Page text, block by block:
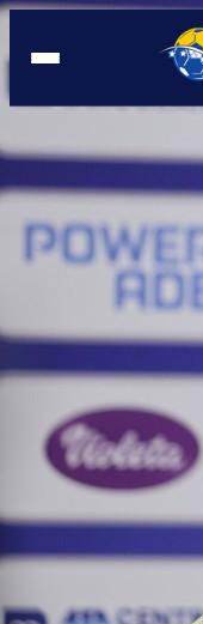
NJEMAČKA
17:11, 26.04.2026
Demirović
minute su
Redakcija
17:11, 26.04.2026